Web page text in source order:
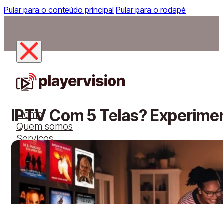
Pular para o conteúdo principal Pular para o rodapé
Home
Quem somos
Serviços
Aplicativo
Dispositivos
Planos
Solicitar teste grátis
IPTV Com 5 Telas?